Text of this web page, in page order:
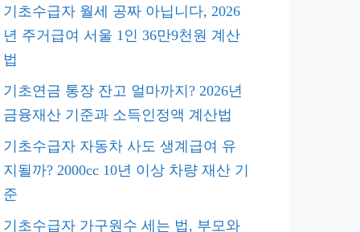
기초수급자 월세 공짜 아닙니다, 2026
년 주거급여 서울 1인 36만9천원 계산
법
기초연금 통장 잔고 얼마까지? 2026년
금융재산 기준과 소득인정액 계산법
기초수급자 자동차 사도 생계급여 유
지될까? 2000cc 10년 이상 차량 재산 기
준
기초수급자 가구원수 세는 법, 부모와